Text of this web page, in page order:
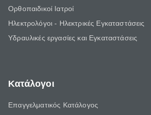
Ορθοπαιδικοί Ιατροί
Ηλεκτρολόγοι - Ηλεκτρικές Εγκαταστάσεις
Υδραυλικές εργασίες και Εγκαταστάσεις
Κατάλογοι
Επαγγελματικός Κατάλογος